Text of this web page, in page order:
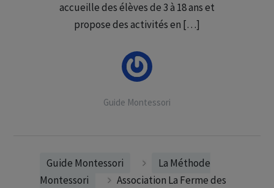
accueille des élèves de 3 à 18 ans et
propose des activités en […]
Guide Montessori
Guide Montessori
La Méthode
Montessori
Association La Ferme des